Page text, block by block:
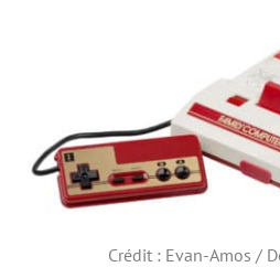
Crédit : Evan-Amos /